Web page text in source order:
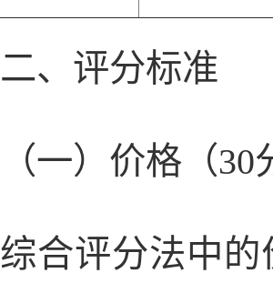
二、评分标准
（一）价格（30
综合评分法中